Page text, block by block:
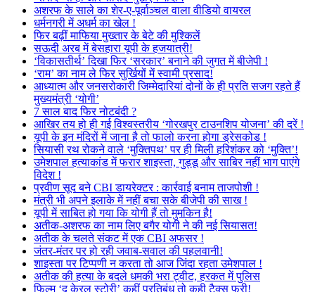
अशरफ के साले का शेर-ए-पूर्वाञ्चल वाला वीडियो वायरल
धर्मनगरी में अधर्म का खेल !
फिर बढ़ीं माफिया मुख्तार के बेटे की मुश्किलें
सऊदी अरब में बेसहारा यूपी के हजयात्री!
‘विकासतीर्थ’ दिखा फिर ‘सरकार’ बनाने की जुगत में बीजेपी !
‘राम’ का नाम ले फिर सुर्खियों में स्वामी प्रसाद!
आध्यात्म और जनसरोकारी जिम्मेदारियां दोनों के ही प्रति सजग रहते हैं
मुख्यमंत्री ‘योगी’
7 साल बाद फिर नोटबंदी ?
आखिर तय हो ही गई विश्वस्तरीय ‘गोरखपुर टाउनशिप योजना’ की दरें !
यूपी के इन मंदिरों में जाना है तो फालो करना होगा ड्रेसकोड !
सियासी रथ रोकने वाले ‘मुक्तिपथ’ पर ही मिली हरिशंकर को ‘मुक्ति’!
उमेशपाल हत्याकांड में फरार शाइस्ता, गुड्डू और साबिर नहीं भाग पाएंगे
विदेश !
प्रवीण सूद बने CBI डायरेक्टर : कार्रवाई बनाम ताजपोशी !
मंत्री भी अपने इलाके में नहीं बचा सके बीजेपी की साख !
यूपी में साबित हो गया कि योगी हैं तो मुमकिन है!
अतीक-अशरफ का नाम लिए बगैर योगी ने की नई सियासत!
अतीक के चलते संकट में एक CBI अफसर !
जंतर-मंतर पर हो रही जवाब-सवाल की पहलवानी!
शाइस्ता पर टिप्पणी न करता तो आज जिंदा रहता उमेशपाल !
अतीक की हत्या के बदले धमकी भरा ट्वीट, हरकत में पुलिस
फिल्म ‘द केरल स्टोरी’ कहीं प्रतिबंध तो कही टैक्स फ्री!